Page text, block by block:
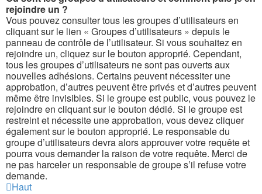
rejoindre un ?
Vous pouvez consulter tous les groupes d’utilisateurs en
cliquant sur le lien « Groupes d’utilisateurs » depuis le
panneau de contrôle de l’utilisateur. Si vous souhaitez en
rejoindre un, cliquez sur le bouton approprié. Cependant,
tous les groupes d’utilisateurs ne sont pas ouverts aux
nouvelles adhésions. Certains peuvent nécessiter une
approbation, d’autres peuvent être privés et d’autres peuvent
même être invisibles. Si le groupe est public, vous pouvez le
rejoindre en cliquant sur le bouton dédié. Si le groupe est
restreint et nécessite une approbation, vous devez cliquer
également sur le bouton approprié. Le responsable du
groupe d’utilisateurs devra alors approuver votre requête et
pourra vous demander la raison de votre requête. Merci de
ne pas harceler un responsable de groupe s’il refuse votre
demande.
Haut